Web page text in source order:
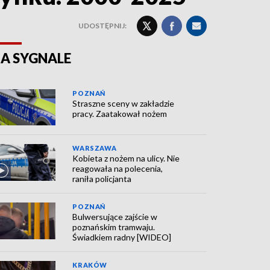
UDOSTĘPNIJ:
SYGNALE
POZNAŃ
Straszne sceny w zakładzie
pracy. Zaatakował nożem
WARSZAWA
Kobieta z nożem na ulicy. Nie
reagowała na polecenia,
raniła policjanta
POZNAŃ
Bulwersujące zajście w
poznańskim tramwaju.
Świadkiem radny [WIDEO]
KRAKÓW